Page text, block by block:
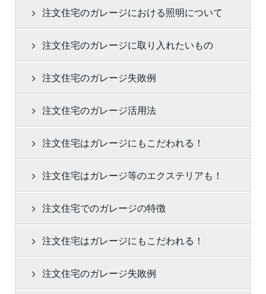
注文住宅のガレージにおける照明について
注文住宅のガレージに取り入れたいもの
注文住宅のガレージ失敗例
注文住宅のガレージ活用法
注文住宅はガレージにもこだわれる！
注文住宅はガレージ等のエクステリアも！
注文住宅でのガレージの特徴
注文住宅はガレージにもこだわれる！
注文住宅のガレージ失敗例